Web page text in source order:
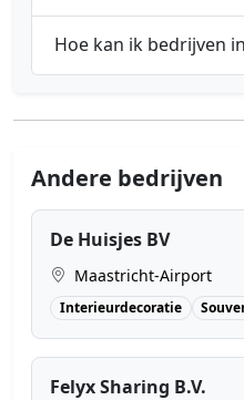
Hoe kan ik bedrijven
Andere bedrijven
De Huisjes BV
Maastricht-Airport
Interieurdecoratie
Felyx Sharing B.V.